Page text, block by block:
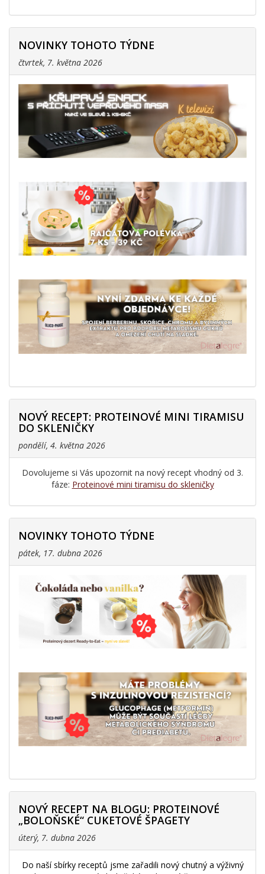
NOVINKY TOHOTO TÝDNE
čtvrtek, 7. května 2026
NOVÝ RECEPT: PROTEINOVÉ MINI TIRAMISU
DO SKLENIČKY
pondělí, 4. května 2026
Dovolujeme si Vás upozornit na nový recept vhodný od 3.
fáze: Proteinové mini tiramisu do skleničky
NOVINKY TOHOTO TÝDNE
pátek, 17. dubna 2026
NOVÝ RECEPT NA BLOGU: PROTEINOVÉ
„BOLOŇSKÉ“ CUKETOVÉ ŠPAGETY
úterý, 7. dubna 2026
Do naší sbírky receptů jsme zařadili nový chutný a výživný